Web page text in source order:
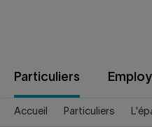
Particuliers
Accueil Particuliers